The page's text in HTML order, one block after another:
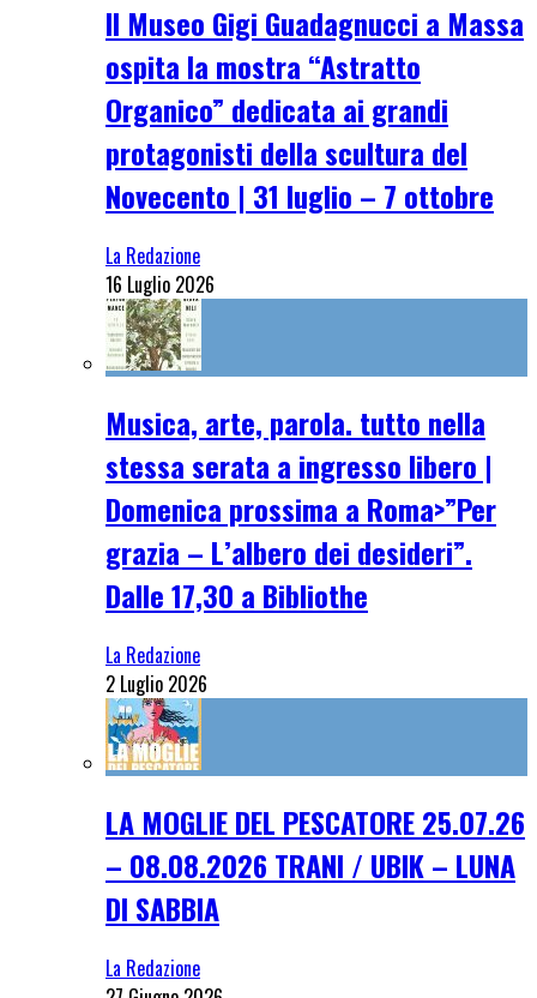
Il Museo Gigi Guadagnucci a Massa
ospita la mostra “Astratto
Organico” dedicata ai grandi
protagonisti della scultura del
Novecento | 31 luglio – 7 ottobre
La Redazione
16 Luglio 2026
Musica, arte, parola. tutto nella
stessa serata a ingresso libero |
Domenica prossima a Roma>”Per
grazia – L’albero dei desideri”.
Dalle 17,30 a Bibliothe
La Redazione
2 Luglio 2026
LA MOGLIE DEL PESCATORE 25.07.26
– 08.08.2026 TRANI / UBIK – LUNA
DI SABBIA
La Redazione